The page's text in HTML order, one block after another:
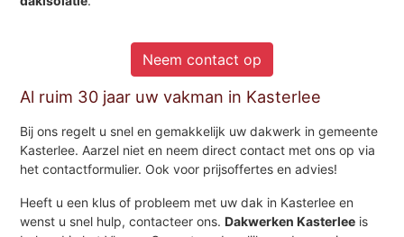
Neem contact op
Al ruim 30 jaar uw vakman in Kasterlee
Bij ons regelt u snel en gemakkelijk uw dakwerk in gemeente
Kasterlee. Aarzel niet en neem direct contact met ons op via
het contactformulier. Ook voor prijsoffertes en advies!
Heeft u een klus of probleem met uw dak in Kasterlee en
wenst u snel hulp, contacteer ons.Dakwerken Kasterlee is